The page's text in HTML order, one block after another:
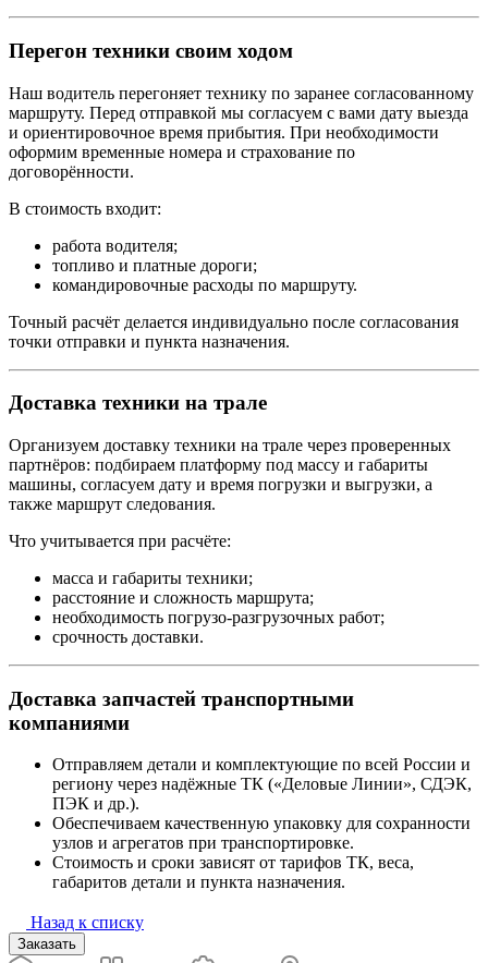
Перегон техники своим ходом
Наш водитель перегоняет технику по заранее согласованному
маршруту. Перед отправкой мы согласуем с вами дату выезда
и ориентировочное время прибытия. При необходимости
оформим временные номера и страхование по
договорённости.
В стоимость входит:
работа водителя;
топливо и платные дороги;
командировочные расходы по маршруту.
Точный расчёт делается индивидуально после согласования
точки отправки и пункта назначения.
Доставка техники на трале
Организуем доставку техники на трале через проверенных
партнёров: подбираем платформу под массу и габариты
машины, согласуем дату и время погрузки и выгрузки, а
также маршрут следования.
Что учитывается при расчёте:
масса и габариты техники;
расстояние и сложность маршрута;
необходимость погрузо-разгрузочных работ;
срочность доставки.
Доставка запчастей транспортными
компаниями
Отправляем детали и комплектующие по всей России и
региону через надёжные ТК («Деловые Линии», СДЭК,
ПЭК и др.).
Обеспечиваем качественную упаковку для сохранности
узлов и агрегатов при транспортировке.
Стоимость и сроки зависят от тарифов ТК, веса,
габаритов детали и пункта назначения.
Назад к списку
Заказать